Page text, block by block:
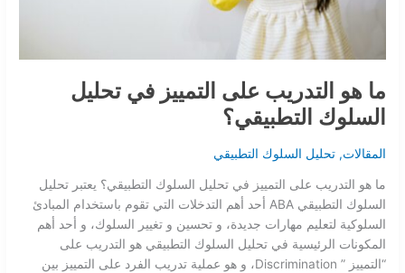
ما هو التدريب على التمييز في تحليل
السلوك التطبيقي؟
المقالات,تحليل السلوك التطبيقي
ما هو التدريب على التمييز في تحليل السلوك التطبيقي؟ يعتبر تحليل
السلوك التطبيقي ABA أحد أهم التدخلات التي تقوم باستخدام المبادئ
السلوكية لتعليم مهارات جديدة، و تحسين و تغيير السلوك، و أحد أهم
المكونات الرئيسية في تحليل السلوك التطبيقي هو التدريب على
“التمييز ” Discrimination، و هو عملية تدريب الفرد على التمييز بين